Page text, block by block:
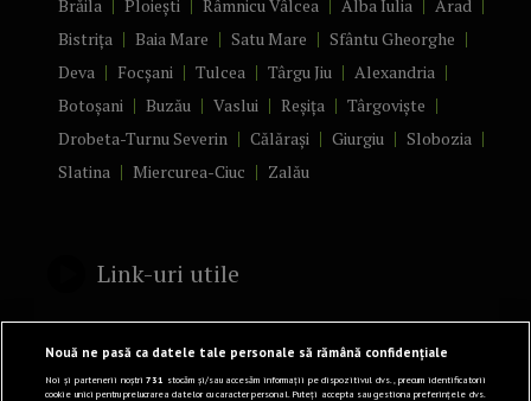
Brăila
Ploiești Râmnicu Vâlcea Alba Iulia
Arad
Bistrița
Baia Mare Satu Mare
Sfântu Gheorghe
Deva
Focșani Tulcea Târgu Jiu
Alexandria
Botoșani
Buzău Vaslui Reșița
Târgoviște
Drobeta-Turnu Severin
Călărași Giurgiu
Slobozia
Slatina
Miercurea-Ciuc Zalău
Link-uri utile
Politică de confidențialitate
Termeni și Condiții
Nouă ne pasă ca datele tale personale să rămână confidențiale
Noi și partenerii noștri731 stocăm și/sau accesăm informații pe dispozitivul dvs., precum identificatorii
cookie unici pentru prelucrarea datelor cu caracter personal. Puteți accepta sau gestiona preferințele dvs.